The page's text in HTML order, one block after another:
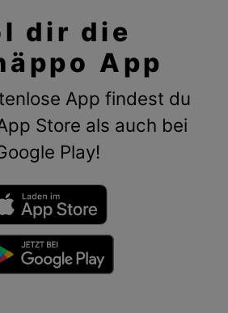
dir die
App
App findest du
Store als auch bei
Play!